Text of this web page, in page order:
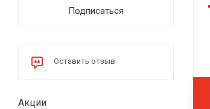
Подписаться
Оставить отзыв
Акции